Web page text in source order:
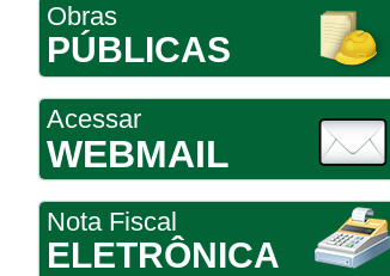
Obras
PÚBLICAS
Acessar
WEBMAIL
Nota Fiscal
ELETRÔNICA